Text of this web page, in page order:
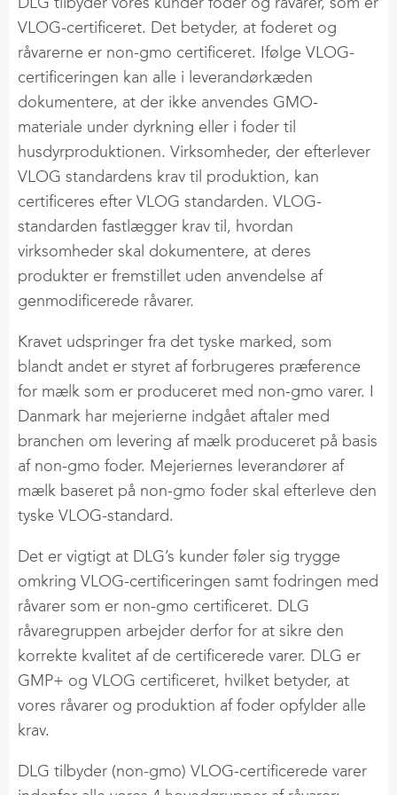
Nyheder
Æglæggende høner
Levekyllinger
Slagtekyllinger
Fasaner
Kalkuner
Ænder og gæs
RÅVARER
Kvalitet af sojaskrå
Handel i 2 Trin
SDS granuleret gødning
Jordbrugskalk
Sortiment flydende gødning
AFGRØDER
Raps
Regenerativ landbrug
Grower's Finest
Kornlager
Risk Management
Handel i 2 Trin
FAGLIG VIDEN
Fokus på Marken
Planteavlsmøder
Agroteam
Egeskov Innovationsmark
INFO OG NYHEDER
Ny i økologi
Produktion og sporbarhed
Land og Fritid
VERIFICERINGER
SBTi
Klimadeklarerede råvarer
Årsrapporter
CSR-politik
Strategi
PRESSE
Nyheder
Podcast
Vores historie
JOB I DLG GROUP
Rekrutteringsproces
Praktik
Elev & lærling
VLOG-certificeret. Det betyder, at foderet og
råvarerne er non-gmo certificeret. Ifølge VLOG-
certificeringen kan alle i leverandørkæden
dokumentere, at der ikke anvendes GMO-
materiale under dyrkning eller i foder til
husdyrproduktionen. Virksomheder, der efterlever
VLOG standardens krav til produktion, kan
certificeres efter VLOG standarden. VLOG-
standarden fastlægger krav til, hvordan
virksomheder skal dokumentere, at deres
produkter er fremstillet uden anvendelse af
genmodificerede råvarer.
Kravet udspringer fra det tyske marked, som
blandt andet er styret af forbrugeres præference
for mælk som er produceret med non-gmo varer. I
Danmark har mejerierne indgået aftaler med
branchen om levering af mælk produceret på basis
af non-gmo foder. Mejeriernes leverandører af
mælk baseret på non-gmo foder skal efterleve den
tyske VLOG-standard.
Det er vigtigt at DLG’s kunder føler sig trygge
omkring VLOG-certificeringen samt fodringen med
råvarer som er non-gmo certificeret. DLG
råvaregruppen arbejder derfor for at sikre den
korrekte kvalitet af de certificerede varer. DLG er
GMP+ og VLOG certificeret, hvilket betyder, at
vores råvarer og produktion af foder opfylder alle
krav.
DLG tilbyder (non-gmo) VLOG-certificerede varer